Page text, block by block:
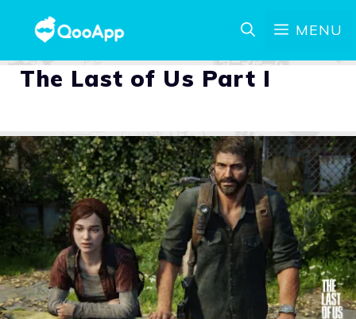
MENU
The Last of Us Part I